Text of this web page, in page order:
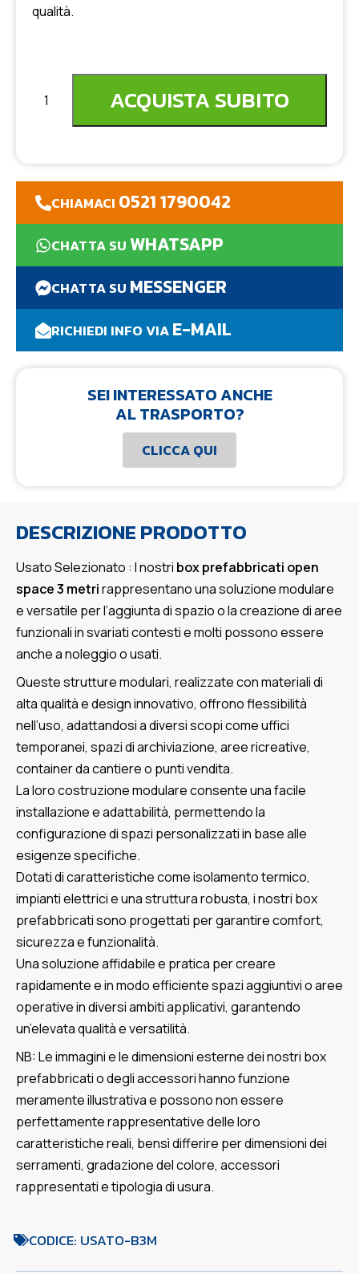
qualità.
ACQUISTA SUBITO
CHIAMACI 0521 1790042
CHATTA SUWHATSAPP
CHATTA SU MESSENGER
RICHIEDI INFO VIAE-MAIL
SEI INTERESSATO ANCHE
AL TRASPORTO?
CLICCA QUI
DESCRIZIONE PRODOTTO
Usato Selezionato : I nostri box prefabbricati open
space 3 metrirappresentano una soluzione modulare
e versatile per l’aggiunta di spazio o la creazione di aree
funzionali in svariati contesti e molti possono essere
anche a noleggio o usati.
Queste strutture modulari, realizzate con materiali di
alta qualità e design innovativo, offrono flessibilità
nell’uso, adattandosi a diversi scopi come uffici
temporanei, spazi di archiviazione, aree ricreative,
container da cantiere o punti vendita.
La loro costruzione modulare consente una facile
installazione e adattabilità, permettendo la
configurazione di spazi personalizzati in base alle
esigenze specifiche.
Dotati di caratteristiche come isolamento termico,
impianti elettrici e una struttura robusta, i nostri box
prefabbricati sono progettati per garantire comfort,
sicurezza e funzionalità.
Una soluzione affidabile e pratica per creare
rapidamente e in modo efficiente spazi aggiuntivi o aree
operative in diversi ambiti applicativi, garantendo
un’elevata qualità e versatilità.
NB: Le immagini e le dimensioni esterne dei nostri box
prefabbricati o degli accessori hanno funzione
meramente illustrativa e possono non essere
perfettamente rappresentative delle loro
caratteristiche reali, bensì differire per dimensioni dei
serramenti, gradazione del colore, accessori
rappresentati e tipologia di usura.
CODICE: USATO-B3M